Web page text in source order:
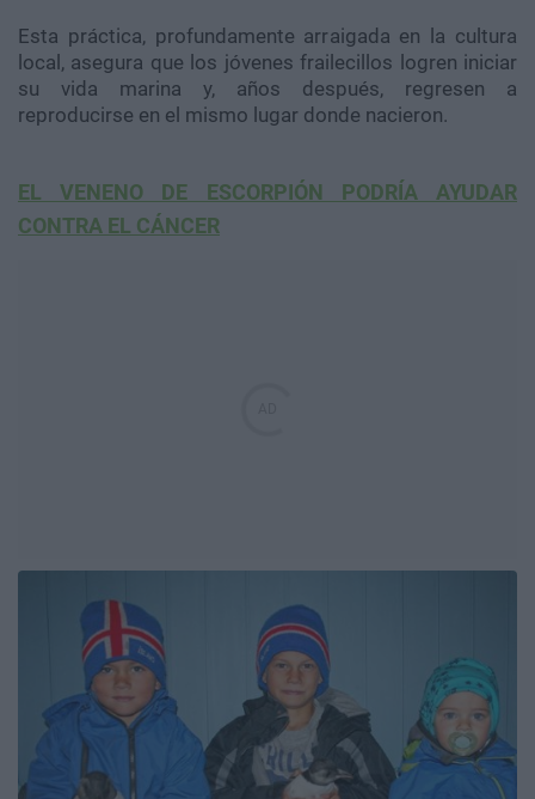
Esta práctica, profundamente arraigada en la cultura
local, asegura que los jóvenes frailecillos logren iniciar
su vida marina y, años después, regresen a
reproducirse en el mismo lugar donde nacieron.
EL VENENO DE ESCORPIÓN PODRÍA AYUDAR
CONTRA EL CÁNCER